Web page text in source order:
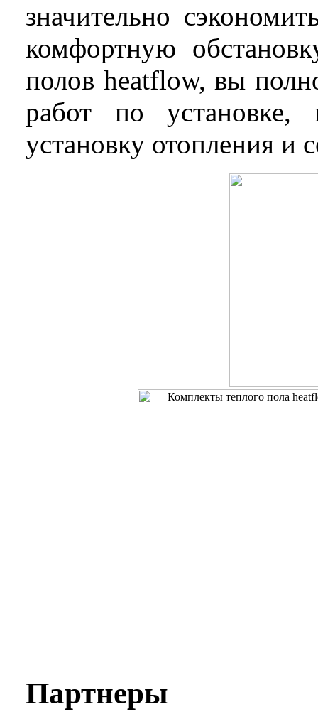
значительно
комфортную
полов heatflow, вы
работ по установке,
установку отопления и
Пaртнеры